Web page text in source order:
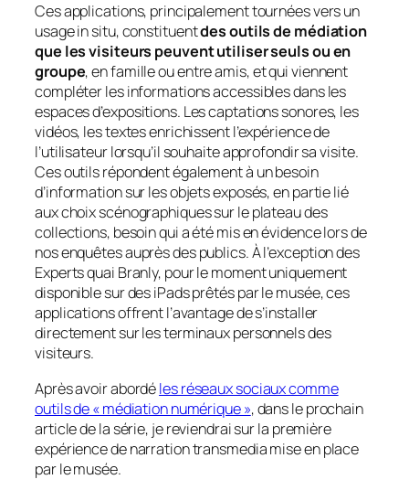
Ces applications, principalement tournées vers un
usagein situ, constituentdes outils de médiation
que les visiteurs peuvent utiliser seuls ou en
groupe, en famille ou entre amis, et qui viennent
compléter les informations accessibles dans les
espaces d’expositions. Les captations sonores, les
vidéos, les textes enrichissent l’expérience de
l’utilisateur lorsqu’il souhaite approfondir sa visite.
Ces outils répondent également à un besoin
d’information sur les objets exposés, en partie lié
aux choix scénographiques sur le plateau des
collections, besoin qui a été mis en évidence lors de
nos enquêtes auprès des publics. À l’exception des
Experts quai Branly, pour le moment uniquement
disponible sur des iPads prêtés par le musée, ces
applications offrent l’avantage de s’installer
directement sur les terminaux personnels des
visiteurs.
Après avoir abordéles réseaux sociaux comme
outils de « médiation numérique », dans le prochain
article de la série, je reviendrai sur la première
expérience de narration transmedia mise en place
par le musée.